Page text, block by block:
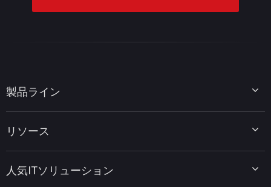
製品ライン
MiniTool Power Data Recovery
MiniTool PDF Editor
リソース
データ復元ヒント
人気ITソリューション